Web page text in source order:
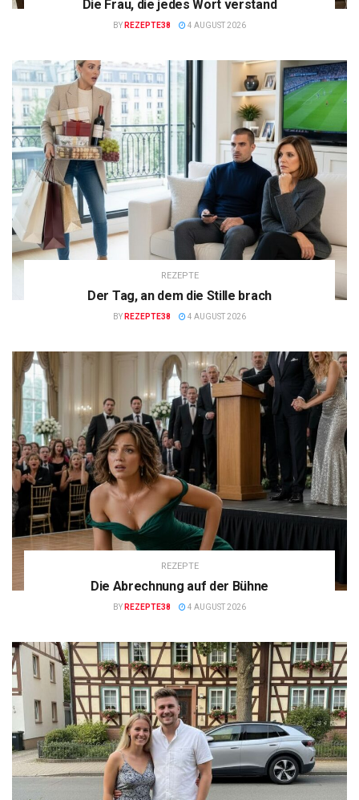
Die Frau, die jedes Wort verstand
BY REZEPTE38 4 AUGUST 2026
REZEPTE
Der Tag, an dem die Stille brach
BY REZEPTE38 4 AUGUST 2026
REZEPTE
Die Abrechnung auf der Bühne
BY REZEPTE38 4 AUGUST 2026